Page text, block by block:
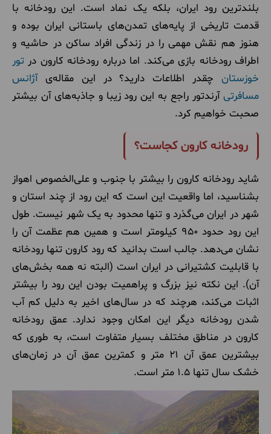
بلندترین رود ایران، بلکه یک نماد است. این رودخانه با
قدمت تاریخی از پایه‌های تمدن‌های باستانی ایران بوده و
هنوز هم نقش مهمی را در زندگی افراد ساکن در حاشیه و
اطراف رودخانه بازی می‌کند. اما درباره رودخانه کارون در تور
خوزستان چقدر اطلاعات دارید؟ در این مقاله‌یآژانس
مسافرتی آرندتور راجع به این رود زیبا و جاذبه‌های آن بیشتر
صحبت خواهیم کرد.
رودخانه کارون کجاست؟
شاید رودخانه کارون را بیشتر با جنوب و علی‌الخصوص اهواز
بشناسید، اما واقعیت این است که این رود از چند استان و
شهر در ایران می‌گذرد و تنها محدود به یک شهر نیست. طول
این رود حدود ۹۵۰ کیلومتر است و همین هم عظمت آن را
نشان می‌دهد. جالب است بدانید که رود کارون تنها رودخانه
با قابلیت کشتیرانی در ایران است (البته نه همه بخش‌های
آن). این نکته نیز بزرگ و پراهمیت بودن این رود را بیشتر
اثبات می‌کند، هرچند که در سال‌های اخیر به دلیل کم آب
شدن رودخانه دیگر این امکان وجود ندارد. عمق رودخانه
کارون در مناطق مختلف بسیار متفاوت است، به طوری که
بیشترین عمق آن ۲۱ متر و کمترین عمق آن در زمان‌های
خشک سال تنها ۱.۵ متر است.